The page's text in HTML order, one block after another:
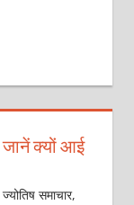
जानें क्‍यों आई
ज्योतिष समाचार,